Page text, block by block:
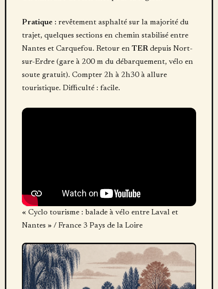
Pratique : revêtement asphalté sur la majorité du
trajet, quelques sections en chemin stabilisé entre
Nantes et Carquefou. Retour enTERdepuis Nort-
sur-Erdre (gare à 200 m du débarquement, vélo en
soute gratuit). Compter 2h à 2h30 à allure
touristique. Difficulté : facile.
« Cyclo tourisme : balade à vélo entre Laval et
Nantes » / France 3 Pays de la Loire